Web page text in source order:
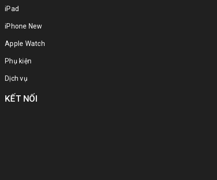
iPad
iPhone New
Apple Watch
Phụ kiện
Dịch vụ
KẾT NỐI